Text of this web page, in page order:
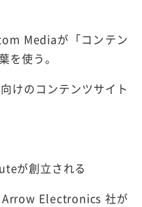
Mediaが「コンテン
を使う。
けのコンテンツサイト
が創立される
Arrow Electronics 社が